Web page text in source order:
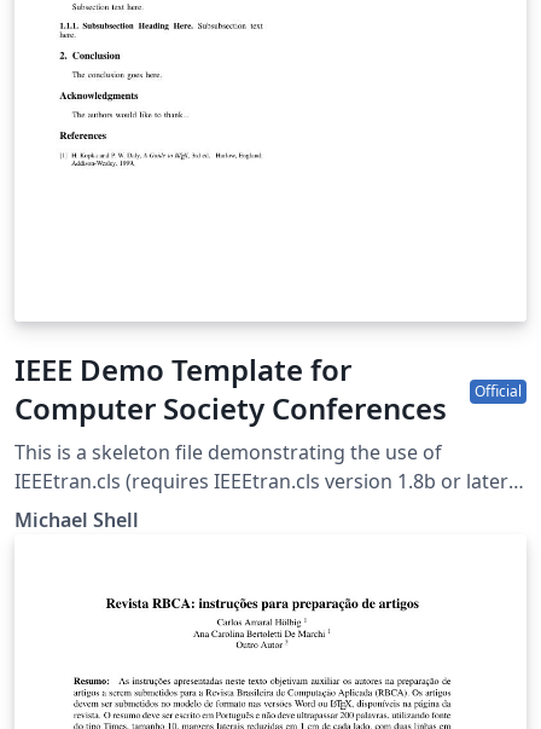
IEEE Demo Template for
Computer Society Conferences
Official
This is a skeleton file demonstrating the use of
IEEEtran.cls (requires IEEEtran.cls version 1.8b or later)
with an IEEE Computer Society conference paper. For
please use the tags below. IEEEtran.cls version: 1.8b
Michael Shell